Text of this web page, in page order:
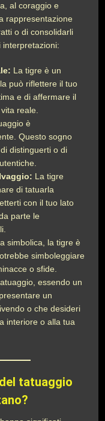
al coraggio e
rappresentazione
o di consolidarli
interpretazioni:
La tigre è un
può riflettere il tuo
e di affermare il
reale.
è
Questo sogno
distinguerti o di
La tigre
di tatuarla
con il tuo lato
parte le
simbolica, la tigre è
simboleggiare
o sfide.
essendo un
un
o che desideri
interiore o alla tua
tatuaggio